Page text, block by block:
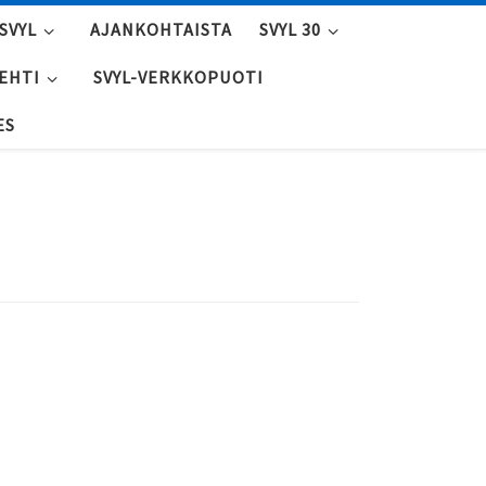
SVYL AJANKOHTAISTA SVYL 30
SVYL-VERKKOPUOTI